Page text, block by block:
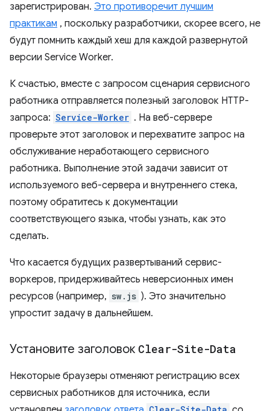
зарегистрирован. Это противоречит лучшим
практикам , поскольку разработчики, скорее всего, не
будут помнить каждый хеш для каждой развернутой
версии Service Worker.
К счастью, вместе с запросом сценария сервисного
работника отправляется полезный заголовок HTTP-
запроса: Service-Worker . На веб-сервере
проверьте этот заголовок и перехватите запрос на
обслуживание неработающего сервисного
работника. Выполнение этой задачи зависит от
используемого веб-сервера и внутреннего стека,
поэтому обратитесь к документации
соответствующего языка, чтобы узнать, как это
сделать.
Что касается будущих развертываний сервис-
воркеров, придерживайтесь неверсионных имен
ресурсов (например, sw.js ). Это значительно
упростит задачу в дальнейшем.
Установите заголовок Clear-Site-Data
Некоторые браузеры отменяют регистрацию всех
сервисных работников для источника, если